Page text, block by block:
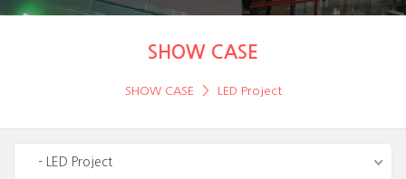
SHOW CASE
SHOW CASE LED Project
- LED Project